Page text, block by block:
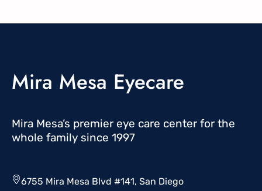
Mira Mesa Eyecare
Mira Mesa’s premier eye care center for the
whole family since 1997
6755 Mira Mesa Blvd #141, San Diego